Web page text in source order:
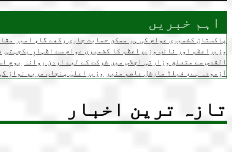
اہم خبریں
پاکستان کشمیری عوام کی ہر ممکن حمایت جاری رکھے گا، امیر
وزیراعظم اور نائب وزیراعظم کا کشمیری عوام سے اظہارِ یکجہتی
القدس سے متعلق وزارتی اجلاس میں شرکت کے لیے اردن روانہ
یومِ
آزمودہ ہے، فیلڈ مارشل عاصم منیر
وزیراعلیٰ پنجاب مریم نواز
تازہ ترین اخبار